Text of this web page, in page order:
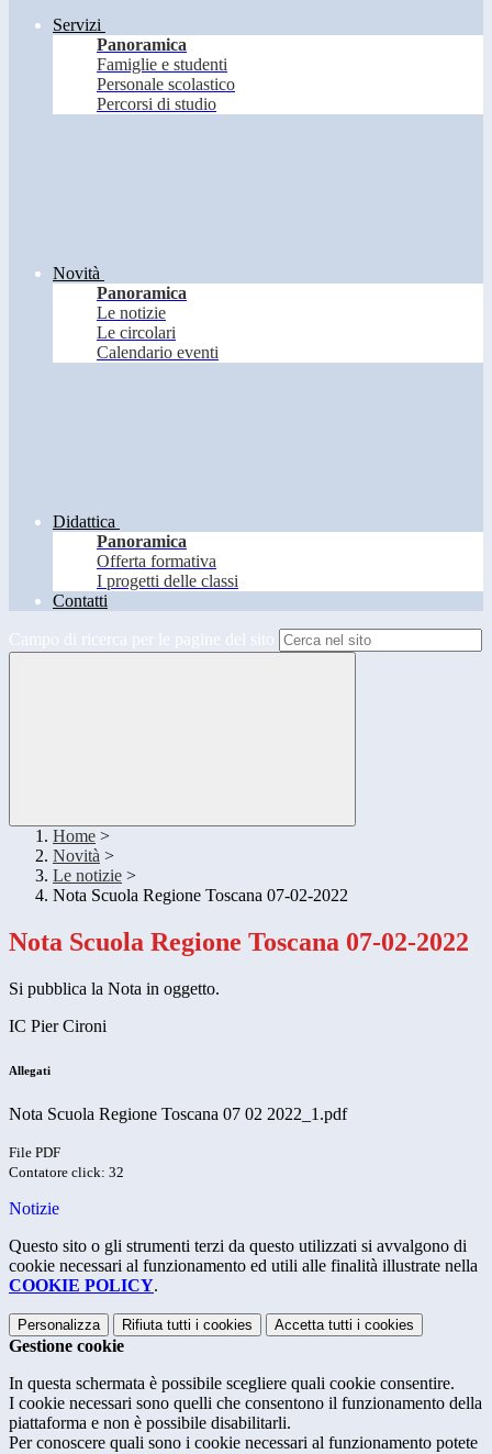
Servizi
Panoramica
Famiglie e studenti
Personale scolastico
Percorsi di studio
Novità
Panoramica
Le notizie
Le circolari
Calendario eventi
Didattica
Panoramica
Offerta formativa
I progetti delle classi
Contatti
Campo di ricerca per le pagine del sito
Home >
Novità >
Le notizie >
Nota Scuola Regione Toscana 07-02-2022
Nota Scuola Regione Toscana 07-02-2022
Si pubblica la Nota in oggetto.
IC Pier Cironi
Allegati
Nota Scuola Regione Toscana 07 02 2022_1.pdf
File PDF
Contatore click: 32
Notizie
Questo sito o gli strumenti terzi da questo utilizzati si avvalgono di
cookie necessari al funzionamento ed utili alle finalità illustrate nella
COOKIE POLICY.
Personalizza Rifiuta tutti i cookies Accetta tutti i cookies
Gestione cookie
In questa schermata è possibile scegliere quali cookie consentire.
I cookie necessari sono quelli che consentono il funzionamento della
piattaforma e non è possibile disabilitarli.
Per conoscere quali sono i cookie necessari al funzionamento potete